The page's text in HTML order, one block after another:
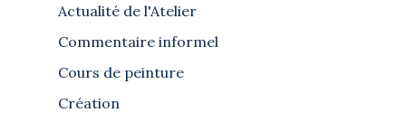
Actualité de l'Atelier
Commentaire informel
Cours de peinture
Création